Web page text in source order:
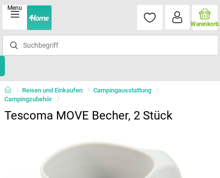
Menu
Warenkorb
Reisen und Einkaufen
Campingausstattung
Campingzubehör
Tescoma MOVE Becher, 2 Stück